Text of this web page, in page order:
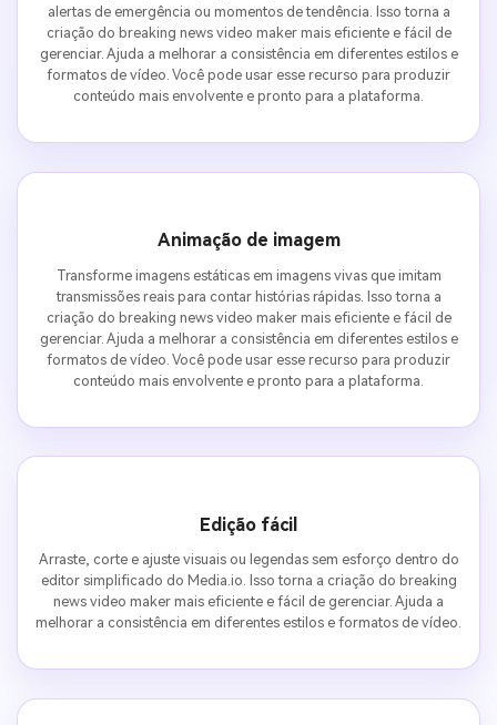
alertas de emergência ou momentos de tendência. Isso torna a
criação do breaking news video maker mais eficiente e fácil de
gerenciar. Ajuda a melhorar a consistência em diferentes estilos e
formatos de vídeo. Você pode usar esse recurso para produzir
conteúdo mais envolvente e pronto para a plataforma.
Animação de imagem
Transforme imagens estáticas em imagens vivas que imitam
transmissões reais para contar histórias rápidas. Isso torna a
criação do breaking news video maker mais eficiente e fácil de
gerenciar. Ajuda a melhorar a consistência em diferentes estilos e
formatos de vídeo. Você pode usar esse recurso para produzir
conteúdo mais envolvente e pronto para a plataforma.
Edição fácil
Arraste, corte e ajuste visuais ou legendas sem esforço dentro do
editor simplificado do Media.io. Isso torna a criação do breaking
news video maker mais eficiente e fácil de gerenciar. Ajuda a
melhorar a consistência em diferentes estilos e formatos de vídeo.